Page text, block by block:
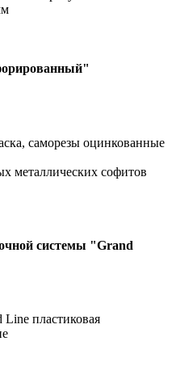
саморезы оцинкованные
металлических софитов
системы "Grand
Line пластиковая